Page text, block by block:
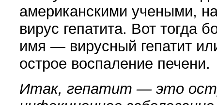
американскими учеными,
вирус гепатита. Вот тогда
имя — вирусный гепатит
острое воспаление печени.
Итак, гепатит — это